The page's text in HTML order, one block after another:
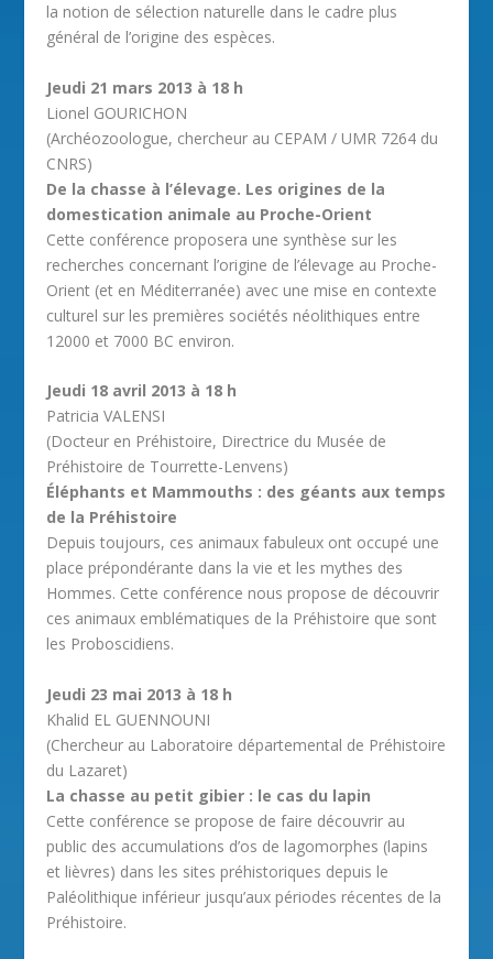
la notion de sélection naturelle dans le cadre plus
général de l’origine des espèces.
Jeudi 21 mars 2013 à 18 h
Lionel GOURICHON
(Archéozoologue, chercheur au CEPAM / UMR 7264 du
CNRS)
De la chasse à l’élevage. Les origines de la
domestication animale au Proche-Orient
Cette conférence proposera une synthèse sur les
recherches concernant l’origine de l’élevage au Proche-
Orient (et en Méditerranée) avec une mise en contexte
culturel sur les premières sociétés néolithiques entre
12000 et 7000 BC environ.
Jeudi 18 avril 2013 à 18 h
Patricia VALENSI
(Docteur en Préhistoire, Directrice du Musée de
Préhistoire de Tourrette-Lenvens)
Éléphants et Mammouths : des géants aux temps
de la Préhistoire
Depuis toujours, ces animaux fabuleux ont occupé une
place prépondérante dans la vie et les mythes des
Hommes. Cette conférence nous propose de découvrir
ces animaux emblématiques de la Préhistoire que sont
les Proboscidiens.
Jeudi 23 mai 2013 à 18 h
Khalid EL GUENNOUNI
(Chercheur au Laboratoire départemental de Préhistoire
du Lazaret)
La chasse au petit gibier : le cas du lapin
Cette conférence se propose de faire découvrir au
public des accumulations d’os de lagomorphes (lapins
et lièvres) dans les sites préhistoriques depuis le
Paléolithique inférieur jusqu’aux périodes récentes de la
Préhistoire.